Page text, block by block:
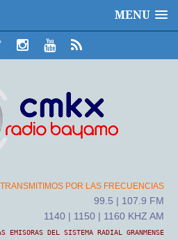
MENU
TRANSMITIMOS POR LAS FRECUENCIAS
99.5 | 107.9 FM
1140 | 1150 | 1160 KHZ AM
EMISORAS DEL SISTEMA RADIAL GRANMENSE